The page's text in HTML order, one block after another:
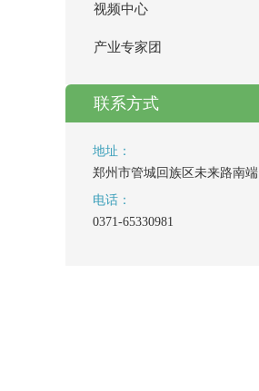
视频中心
产业专家团
联系方式
地址：
郑州市管城回族区未来路南端
电话：
0371-65330981